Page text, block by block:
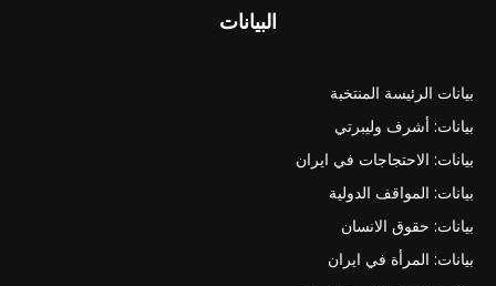
البيانات
بيانات الرئيسة المنتخبة
بيانات: أشرف وليبرتي
بيانات: الاحتجاجات في ايران
بيانات: المواقف الدولية
بيانات: حقوق الانسان
بيانات: المرأة في ايران